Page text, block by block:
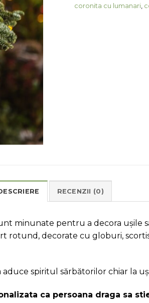
coronita cu lumanari,
RECENZII (0)
minunate pentru a decora ușile
rotund, decorate cu globuri,
spiritul sărbătorilor chiar la
ca persoana draga sa